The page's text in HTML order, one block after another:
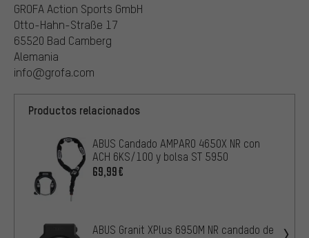
GROFA Action Sports GmbH
Otto-Hahn-Straße 17
65520 Bad Camberg
Alemania
info@grofa.com
Productos relacionados
ABUS Candado AMPARO 4650X NR con
ACH 6KS/100 y bolsa ST 5950
69,99€
ABUS Granit XPlus 6950M NR candado de